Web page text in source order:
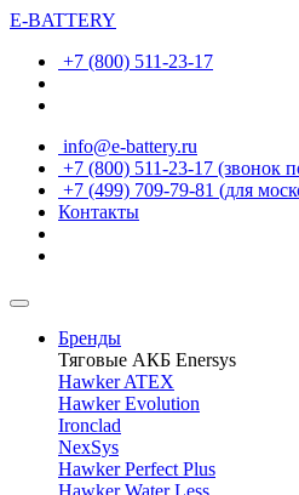
E-BATTERY
+7 (800) 511-23-17
info@e-battery.ru
+7 (800) 511-23-17 (звонок
+7 (499) 709-79-81 (для
Контакты
Бренды
Тяговые АКБ Enersys
Hawker ATEX
Hawker Evolution
Ironclad
NexSys
Hawker Perfect Plus
Hawker Water Less